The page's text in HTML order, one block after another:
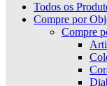
Todos os
Compre por
Compre